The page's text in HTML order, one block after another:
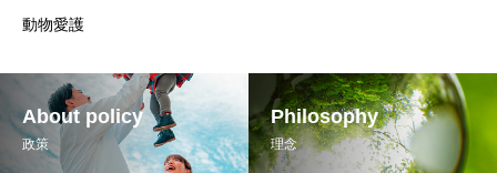
動物愛護
About policy
政策
Philosophy
理念